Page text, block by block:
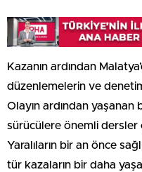
Kazanın ardından
düzenlemelerin ve
Olayın ardından
sürücülere önemli dersler
Yaralıların bir an önce
tür kazaların bir daha